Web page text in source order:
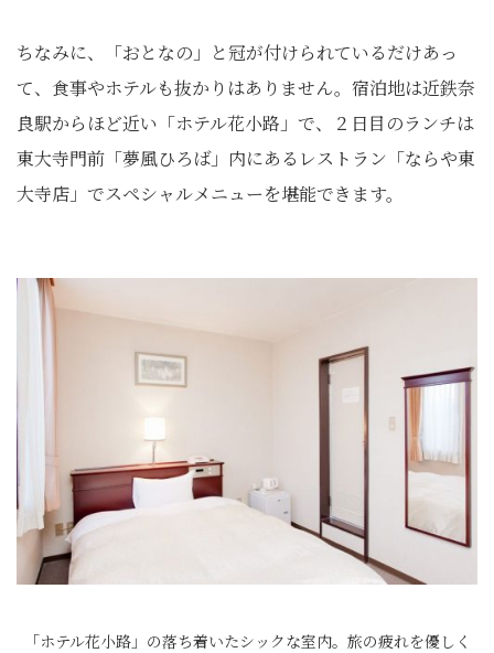
ちなみに、「おとなの」と冠が付けられているだけあっ
て、食事やホテルも抜かりはありません。宿泊地は近鉄奈
良駅からほど近い「ホテル花小路」で、２日目のランチは
東大寺門前「夢風ひろば」内にあるレストラン「ならや東
大寺店」でスペシャルメニューを堪能できます。
「ホテル花小路」の落ち着いたシックな室内。旅の疲れを優しく